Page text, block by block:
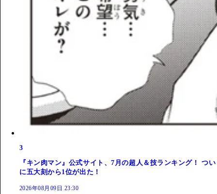
3
『キン肉マン』公式サイト、7月の超人＆技ランキング！ つい
に五大刻から1位が出た！
2026年08月09日 23:30